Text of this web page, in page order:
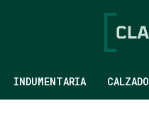
INDUMENTARIA CALZADO